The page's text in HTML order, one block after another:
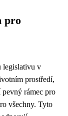
pro
legislativu v
prostředí,
rámec pro
všechny. Tyto